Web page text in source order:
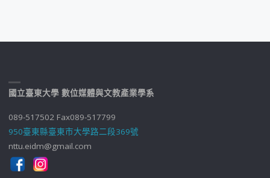
國立臺東大學 數位媒體與文教產業學系
089-517502 Fax089-517799
950臺東縣臺東市大學路二段369號
nttu.eidm@gmail.com